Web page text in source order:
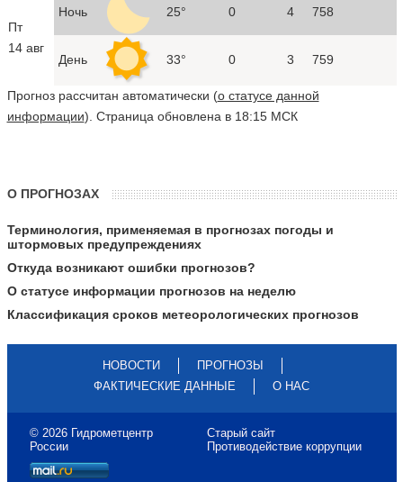
Пт
14 авг
Ночь 25° 0 4 758
День 33° 0 3 759
Прогноз рассчитан автоматически (о статусе данной
информации). Страница обновлена в 18:15 МСК
О ПРОГНОЗАХ
Терминология, применяемая в прогнозах погоды и
штормовых предупреждениях
Откуда возникают ошибки прогнозов?
О статусе информации прогнозов на неделю
Классификация сроков метеорологических прогнозов
НОВОСТИ
ПРОГНОЗЫ
ФАКТИЧЕСКИЕ ДАННЫЕ
О НАС
© 2026 Гидрометцентр
России
Старый сайт
Противодействие коррупции